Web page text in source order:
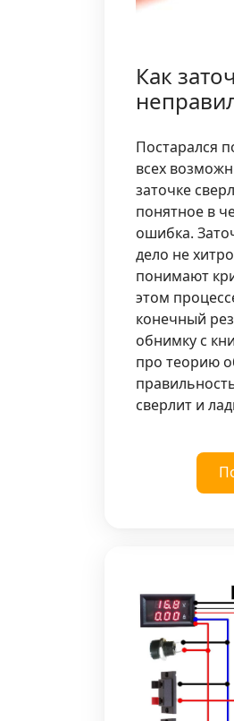
Как
Постарался
всех
заточке
понятное в
ошибка.
дело не
понимают
этом
конечный
обнимку с
про теорию
сверлит и